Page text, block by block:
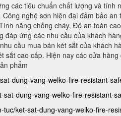
các tiêu chuẩn chất lượng và
nghệ sơn hiện đại đảm bảo
năng chống cháy, Độ an toàn
đáp ứng các nhu cầu của khách
cầu mua bán két sắt của khách
sắt cao cấp. Hiện nay các cửa
phẩm
dung-vang-welko-fire-resistant-
sat-dung-vang-welko-fire-resistant-
tuc/ket-sat-dung-vang-welko-fire-